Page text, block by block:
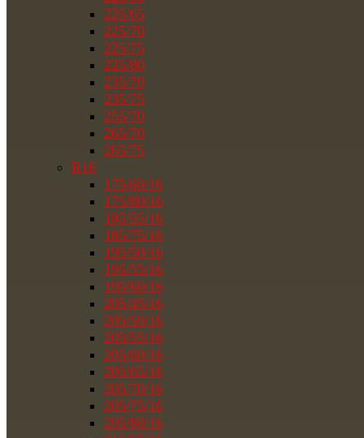
225/65
225/70
225/75
225/80
235/70
235/75
255/70
265/70
265/75
R16
175/60/16
175/80/16
185/55/16
185/75/16
195/50/16
195/55/16
195/60/16
205/45/16
205/50/16
205/55/16
205/60/16
205/65/16
205/70/16
205/75/16
205/80/16